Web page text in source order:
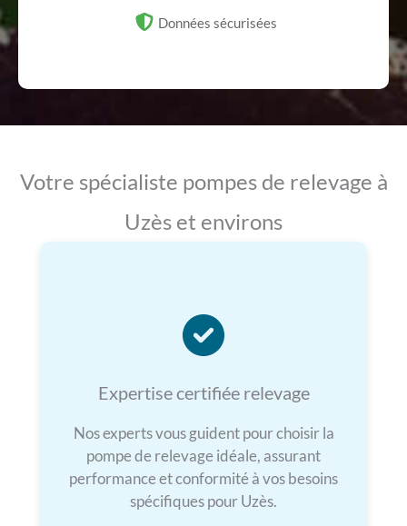
Données sécurisées
Votre spécialiste pompes de relevage à
Uzès et environs
Expertise certifiée relevage
Nos experts vous guident pour choisir la
pompe de relevage idéale, assurant
performance et conformité à vos besoins
spécifiques pour Uzès.